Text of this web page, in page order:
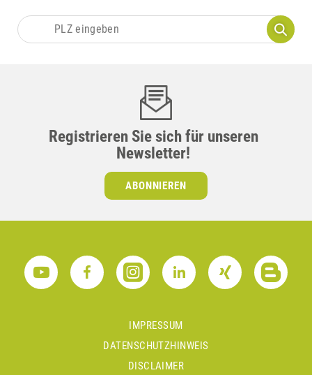
Registrieren Sie sich für unseren
Newsletter!
ABONNIEREN
IMPRESSUM
DATENSCHUTZHINWEIS
DISCLAIMER